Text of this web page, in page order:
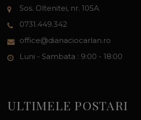
Sos. Oltenitei, nr. 105A
0731.449.342
office@dianaciocarlan.ro
Luni - Sambata : 9:00 - 18:00
ULTIMELE POSTARI